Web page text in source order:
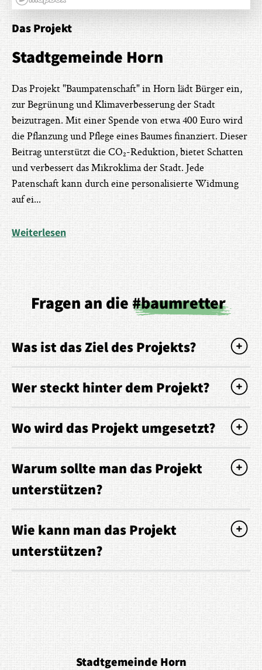
Das Projekt
Stadtgemeinde Horn
Das Projekt "Baumpatenschaft" in Horn lädt Bürger ein,
zur Begrünung und Klimaverbesserung der Stadt
beizutragen. Mit einer Spende von etwa 400 Euro wird
die Pflanzung und Pflege eines Baumes finanziert. Dieser
Beitrag unterstützt die CO₂-Reduktion, bietet Schatten
und verbessert das Mikroklima der Stadt. Jede
Patenschaft kann durch eine personalisierte Widmung
auf ei...
Weiterlesen
Fragen an die#baumretter
Was ist das Ziel des Projekts?
Wer steckt hinter dem Projekt?
Wo wird das Projekt umgesetzt?
Warum sollte man das Projekt
unterstützen?
Wie kann man das Projekt
unterstützen?
Stadtgemeinde Horn